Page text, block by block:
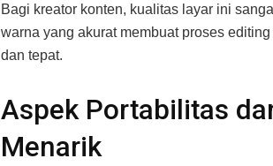
Bagi kreator konten, kualitas layar ini
warna yang akurat membuat proses
dan tepat.
Aspek Portabilitas
Menarik